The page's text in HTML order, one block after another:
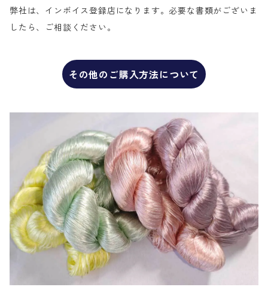
弊社は、インボイス登録店になります。必要な書類がございま
したら、ご相談ください。
その他のご購入方法について